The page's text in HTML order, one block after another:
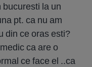
bucuresti la un
pt. ca nu am
din ce oras esti?
ca are o
ce face el ..ca